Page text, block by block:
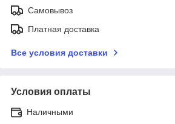
Самовывоз
Платная доставка
Все условия доставки
Условия оплаты
Наличными